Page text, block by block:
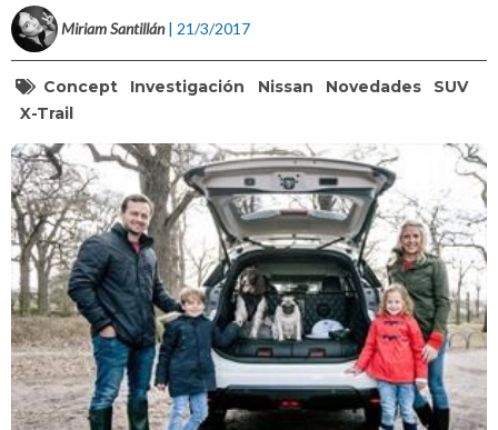
Miriam Santillán | 21/3/2017
Concept Investigación Nissan Novedades
SUV
X-Trail